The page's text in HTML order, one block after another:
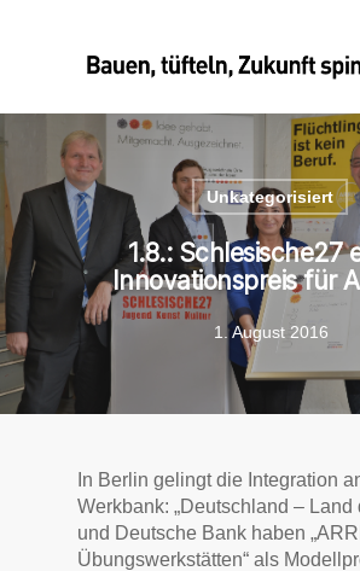
Unkategorisiert
1.8.: Schlesische27
Innovationspreis für
1. August 2016
In Berlin gelingt die Integration
Werkbank: „Deutschland – Land
und Deutsche Bank haben
Übungswerkstätten“ als